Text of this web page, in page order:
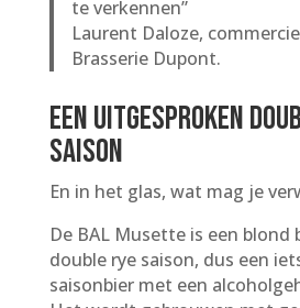
te verkennen”
Laurent Daloze,
Brasserie Dupont.
Een uitgesproken
saison
En in het glas, wat mag je
De BAL Musette is een blond
double rye saison, dus een
saisonbier met een